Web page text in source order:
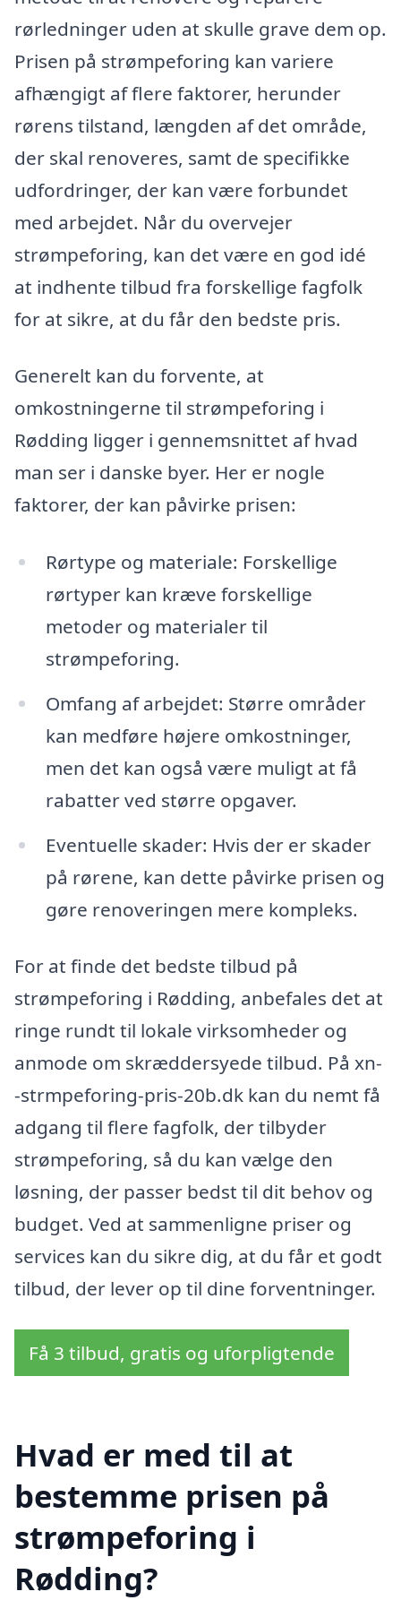
rørledninger uden at skulle grave dem op.
Prisen på strømpeforing kan variere
afhængigt af flere faktorer, herunder
rørens tilstand, længden af det område,
der skal renoveres, samt de specifikke
udfordringer, der kan være forbundet
med arbejdet. Når du overvejer
strømpeforing, kan det være en god idé
at indhente tilbud fra forskellige fagfolk
for at sikre, at du får den bedste pris.
Generelt kan du forvente, at
omkostningerne til strømpeforing i
Rødding ligger i gennemsnittet af hvad
man ser i danske byer. Her er nogle
faktorer, der kan påvirke prisen:
Rørtype og materiale: Forskellige
rørtyper kan kræve forskellige
metoder og materialer til
strømpeforing.
Omfang af arbejdet: Større områder
kan medføre højere omkostninger,
men det kan også være muligt at få
rabatter ved større opgaver.
Eventuelle skader: Hvis der er skader
på rørene, kan dette påvirke prisen og
gøre renoveringen mere kompleks.
For at finde det bedste tilbud på
strømpeforing i Rødding, anbefales det at
ringe rundt til lokale virksomheder og
anmode om skræddersyede tilbud. På xn-
-strmpeforing-pris-20b.dk kan du nemt få
adgang til flere fagfolk, der tilbyder
strømpeforing, så du kan vælge den
løsning, der passer bedst til dit behov og
budget. Ved at sammenligne priser og
services kan du sikre dig, at du får et godt
tilbud, der lever op til dine forventninger.
Få 3 tilbud, gratis og uforpligtende
Hvad er med til at
bestemme prisen på
strømpeforing i
Rødding?